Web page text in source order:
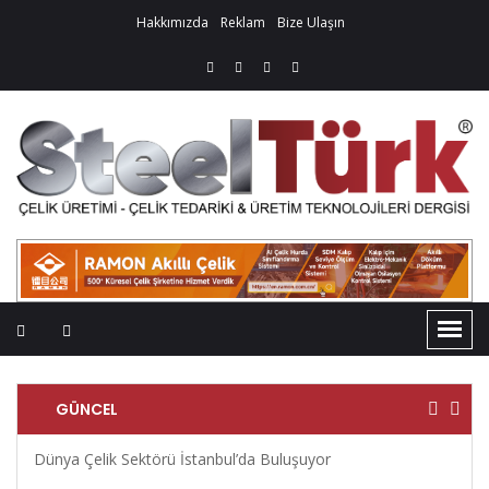
Hakkımızda Reklam Bize Ulaşın
GÜNCEL
Dünya Çelik Sektörü İstanbul’da Buluşuyor